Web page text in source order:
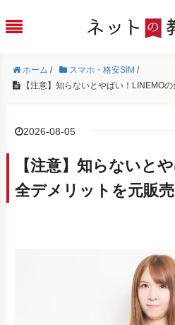
ホーム / スマホ・格安SIM /
【注意】知らないとやばい！LINEMO
2026-08-05
【注意】知らないと
全デメリットを元販